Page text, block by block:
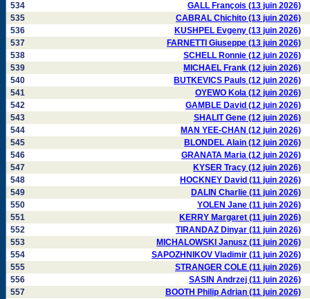
534
GALL François (13 juin 2026)
535
CABRAL Chichito (13 juin 2026)
536
KUSHPEL Evgeny (13 juin 2026)
537
FARNETTI Giuseppe (13 juin 2026)
538
SCHELL Ronnie (12 juin 2026)
539
MICHAEL Frank (12 juin 2026)
540
BUTKEVICS Pauls (12 juin 2026)
541
OYEWO Kola (12 juin 2026)
542
GAMBLE David (12 juin 2026)
543
SHALIT Gene (12 juin 2026)
544
MAN YEE-CHAN (12 juin 2026)
545
BLONDEL Alain (12 juin 2026)
546
GRANATA Maria (12 juin 2026)
547
KYSER Tracy (12 juin 2026)
548
HOCKNEY David (11 juin 2026)
549
DALIN Charlie (11 juin 2026)
550
YOLEN Jane (11 juin 2026)
551
KERRY Margaret (11 juin 2026)
552
TIRANDAZ Dinyar (11 juin 2026)
553
MICHALOWSKI Janusz (11 juin 2026)
554
SAPOZHNIKOV Vladimir (11 juin 2026)
555
STRANGER COLE (11 juin 2026)
556
SASIN Andrzej (11 juin 2026)
557
BOOTH Philip Adrian (11 juin 2026)